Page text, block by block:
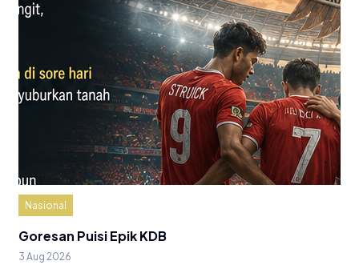
Nasional
Goresan Puisi Epik KDB
3 Aug 2026